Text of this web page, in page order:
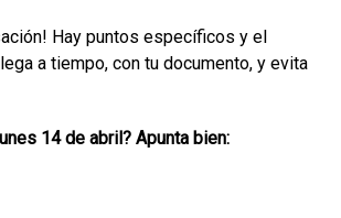
Hay puntos específicos y el
a tiempo, con tu documento, y evita
14 de abril? Apunta bien: